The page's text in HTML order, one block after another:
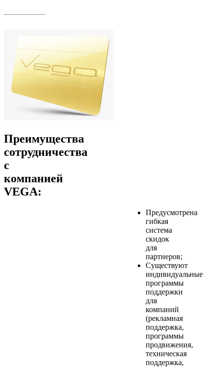
Преимущества
сотрудничества
с
компанией
VEGA:
Предусмотрена
гибкая
система
скидок
для
партнеров;
Существуют
индивидуальные
программы
поддержки
для
компаний
(рекламная
поддержка,
программы
продвижения,
техническая
поддержка,